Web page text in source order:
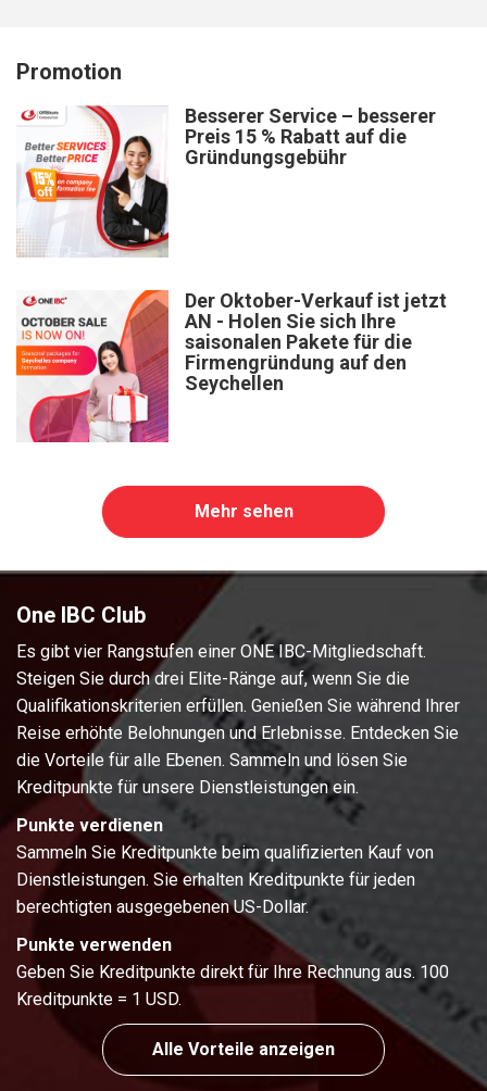
Promotion
Besserer Service – besserer
Preis 15 % Rabatt auf die
Gründungsgebühr
Der Oktober-Verkauf ist jetzt
AN - Holen Sie sich Ihre
saisonalen Pakete für die
Firmengründung auf den
Seychellen
Mehr sehen
One IBC Club
Es gibt vier Rangstufen einer ONE IBC-Mitgliedschaft.
Steigen Sie durch drei Elite-Ränge auf, wenn Sie die
Qualifikationskriterien erfüllen. Genießen Sie während Ihrer
Reise erhöhte Belohnungen und Erlebnisse. Entdecken Sie
die Vorteile für alle Ebenen. Sammeln und lösen Sie
Kreditpunkte für unsere Dienstleistungen ein.
Punkte verdienen
Sammeln Sie Kreditpunkte beim qualifizierten Kauf von
Dienstleistungen. Sie erhalten Kreditpunkte für jeden
berechtigten ausgegebenen US-Dollar.
Punkte verwenden
Geben Sie Kreditpunkte direkt für Ihre Rechnung aus. 100
Kreditpunkte = 1 USD.
Alle Vorteile anzeigen